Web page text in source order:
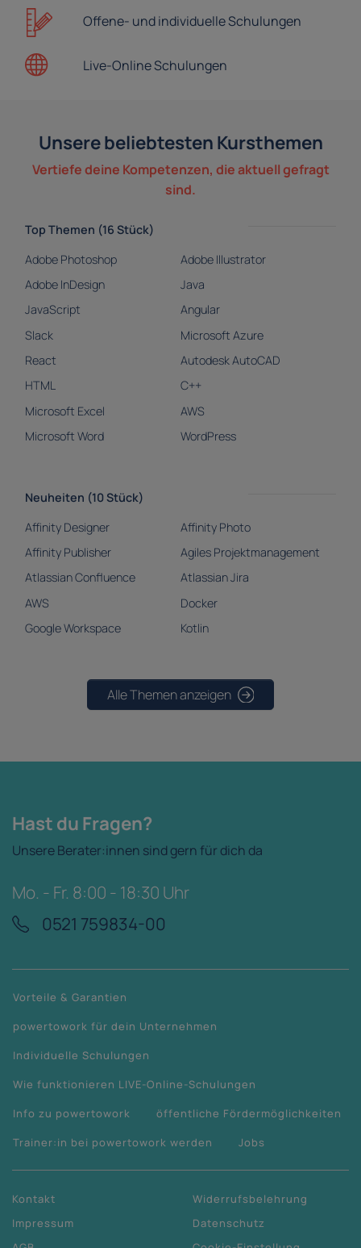
Offene- undindividuelle Schulungen
Live-OnlineSchulungen
Unsere beliebtesten Kursthemen
Vertiefe deine Kompetenzen, die aktuell gefragt
sind.
Top Themen (16 Stück)
Adobe Photoshop
Adobe Illustrator
Adobe InDesign
Java
JavaScript
Angular
Slack
Microsoft Azure
React
Autodesk AutoCAD
HTML
C++
Microsoft Excel
AWS
Microsoft Word
WordPress
Neuheiten (10 Stück)
Affinity Designer
Affinity Photo
Affinity Publisher
Agiles Projektmanagement
Atlassian Confluence
Atlassian Jira
AWS
Docker
Google Workspace
Kotlin
Alle Themen anzeigen
Hast du Fragen?
Unsere Berater:innen sind gern für dich da
Mo. - Fr. 8:00 - 18:30 Uhr
0521 759834-00
Vorteile & Garantien
powertowork für dein Unternehmen
Individuelle Schulungen
Wie funktionieren LIVE-Online-Schulungen
Info zu powertowork
öffentliche Fördermöglichkeiten
Trainer:in bei powertowork werden
Jobs
Kontakt
Impressum
Widerrufsbelehrung
Datenschutz